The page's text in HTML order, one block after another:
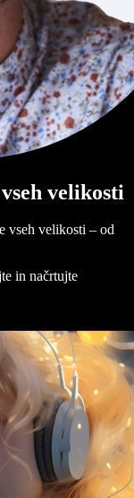
velikosti
vseh velikosti – od
in načrtujte